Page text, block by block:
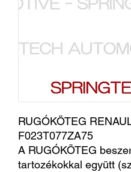
RUGÓKÖTEG
F023T077ZA75
A RUGÓKÖTEG
tartozékokkal együtt